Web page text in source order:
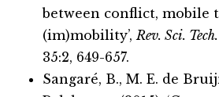
between conflict, mobile
(im)mobility’,Rev. Sci.
35:2, 649-657.
Sangaré, B., M. E. de